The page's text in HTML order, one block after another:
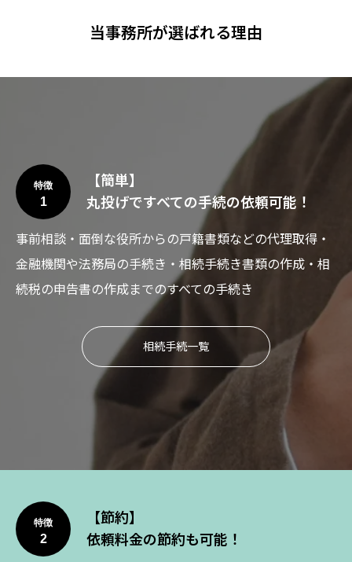
当事務所が選ばれる理由
特徴
1
【簡単】
丸投げですべての手続の依頼可能！
事前相談・面倒な役所からの戸籍書類などの代理取得・
金融機関や法務局の手続き・相続手続き書類の作成・相
続税の申告書の作成までのすべての手続き
相続手続一覧
特徴
2
【節約】
依頼料金の節約も可能！